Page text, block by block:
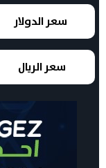
سعر الدولار
سعر الريال